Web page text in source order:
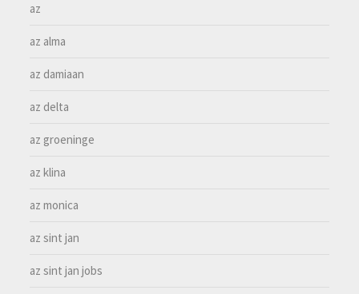
az
az alma
az damiaan
az delta
az groeninge
az klina
az monica
az sint jan
az sint jan jobs